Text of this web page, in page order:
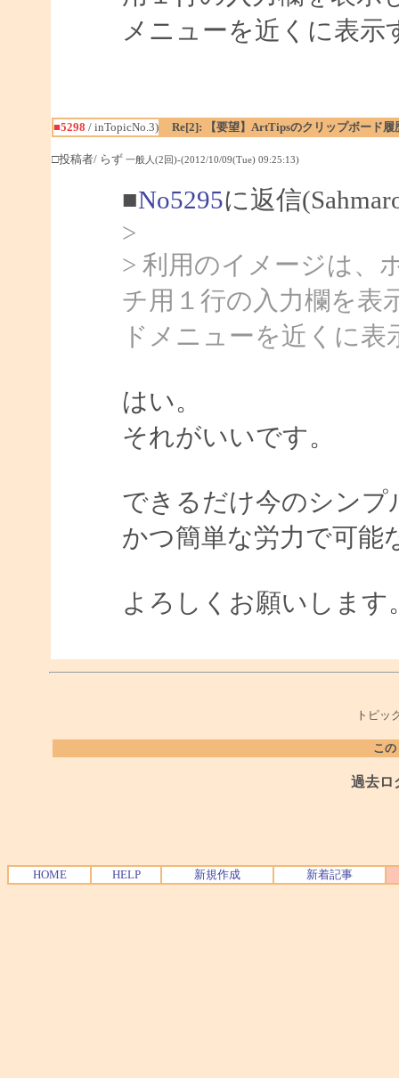
メニューを近くに表
■5298 / inTopicNo.3) Re[2]: 【要望】ArtTipsのクリップボード
□投稿者/ らず 一般人(2回)-(2012/10/09(Tue) 09:25:13)
■No5295に返信
>
> 利用のイメージは、
チ用１行の入力欄を表
ドメニューを近くに
はい。
それがいいです。
できるだけ今のシン
かつ簡単な労力で可能
よろしくお願いします
トピッ
こ
過去ロ
HOME HELP 新規作成 新着記事